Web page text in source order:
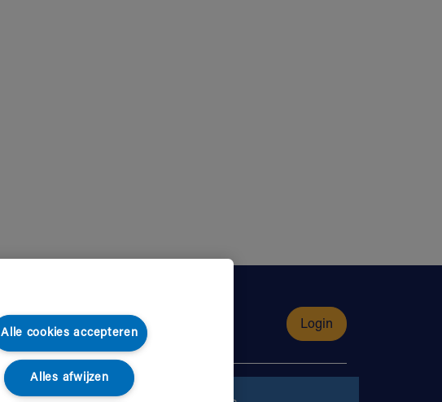
Login
Alle cookies accepteren
Alles afwijzen